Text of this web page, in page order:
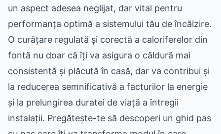
un aspect adesea neglijat, dar vital pentru
performanța optimă a sistemului tău de încălzire.
O curățare regulată și corectă a caloriferelor din
fontă nu doar că îți va asigura o căldură mai
consistentă și plăcută în casă, dar va contribui și
la reducerea semnificativă a facturilor la energie
și la prelungirea duratei de viață a întregii
instalații. Pregătește-te să descoperi un ghid pas